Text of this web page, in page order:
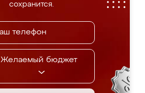
сохранится.
Желаемый бюджет